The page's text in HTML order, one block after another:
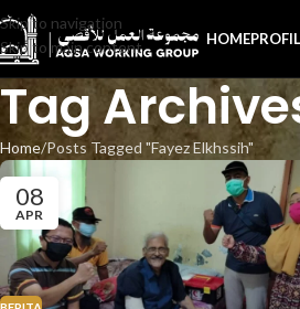
Skip to navigation
Skip to main content
HOME
Tag
Home Posts Tagged "Fayez Elkhssih"
08
APR